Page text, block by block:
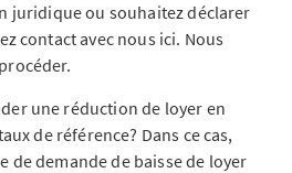
juridique ou souhaitez déclarer
contact avec nous ici. Nous
une réduction de loyer en
de référence? Dans ce cas,
de demande de baisse de loyer